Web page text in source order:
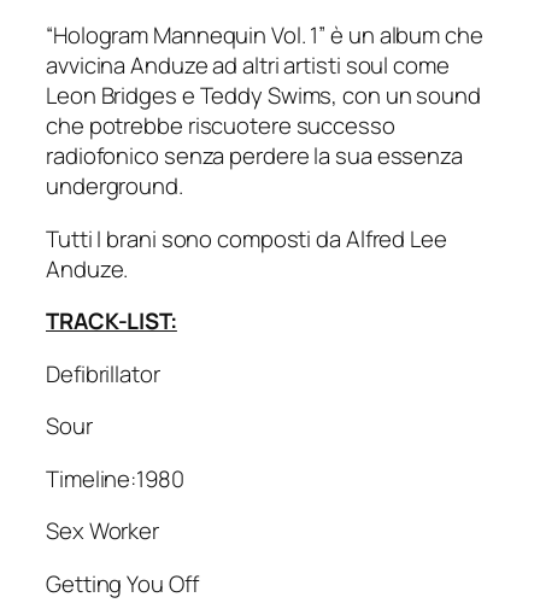
“Hologram Mannequin Vol. 1” è un album che
avvicina Anduze ad altri artisti soul come
Leon Bridges e Teddy Swims, con un sound
che potrebbe riscuotere successo
radiofonico senza perdere la sua essenza
underground.
Tutti I brani sono composti da Alfred Lee
Anduze.
TRACK-LIST:
Defibrillator
Sour
Timeline:1980
Sex Worker
Getting You Off